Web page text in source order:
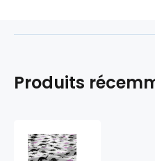
Produits